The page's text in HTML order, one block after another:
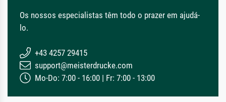
Os nossos especialistas têm todo o prazer em ajudá-
lo.
+43 4257 29415
support@meisterdrucke.com
Mo-Do: 7:00 - 16:00 | Fr: 7:00 - 13:00